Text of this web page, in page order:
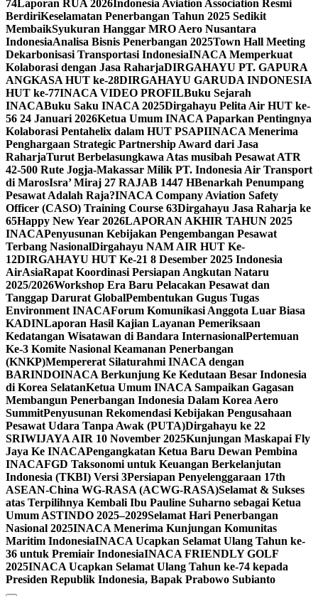
74Laporan RUA 2026Indonesia Aviation Association Resmi
BerdiriKeselamatan Penerbangan Tahun 2025 Sedikit
MembaikSyukuran Hanggar MRO Aero Nusantara
IndonesiaAnalisa Bisnis Penerbangan 2025Town Hall Meeting
Dekarbonisasi Transportasi IndonesiaINACA Memperkuat
Kolaborasi dengan Jasa RaharjaDIRGAHAYU PT. GAPURA
ANGKASA HUT ke-28DIRGAHAYU GARUDA INDONESIA
HUT ke-77INACA VIDEO PROFILBuku Sejarah
INACABuku Saku INACA 2025Dirgahayu Pelita Air HUT ke-
56 24 Januari 2026Ketua Umum INACA Paparkan Pentingnya
Kolaborasi Pentahelix dalam HUT PSAPIINACA Menerima
Penghargaan Strategic Partnership Award dari Jasa
RaharjaTurut Berbelasungkawa Atas musibah Pesawat ATR
42-500 Rute Jogja-Makassar Milik PT. Indonesia Air Transport
di MarosIsra’ Miraj 27 RAJAB 1447 HBenarkah Penumpang
Pesawat Adalah Raja?INACA Company Aviation Safety
Officer (CASO) Training Course 63Dirgahayu Jasa Raharja ke
65Happy New Year 2026LAPORAN AKHIR TAHUN 2025
INACAPenyusunan Kebijakan Pengembangan Pesawat
Terbang NasionalDirgahayu NAM AIR HUT Ke-
12DIRGAHAYU HUT Ke-21 8 Desember 2025 Indonesia
AirAsiaRapat Koordinasi Persiapan Angkutan Nataru
2025/2026Workshop Era Baru Pelacakan Pesawat dan
Tanggap Darurat GlobalPembentukan Gugus Tugas
Environment INACAForum Komunikasi Anggota Luar Biasa
KADINLaporan Hasil Kajian Layanan Pemeriksaan
Kedatangan Wisatawan di Bandara InternasionalPertemuan
Ke-3 Komite Nasional Keamanan Penerbangan
(KNKP)Mempererat Silaturahmi INACA dengan
BARINDOINACA Berkunjung Ke Kedutaan Besar Indonesia
di Korea SelatanKetua Umum INACA Sampaikan Gagasan
Membangun Penerbangan Indonesia Dalam Korea Aero
SummitPenyusunan Rekomendasi Kebijakan Pengusahaan
Pesawat Udara Tanpa Awak (PUTA)Dirgahayu ke 22
SRIWIJAYA AIR 10 November 2025Kunjungan Maskapai Fly
Jaya Ke INACAPengangkatan Ketua Baru Dewan Pembina
INACAFGD Taksonomi untuk Keuangan Berkelanjutan
Indonesia (TKBI) Versi 3Persiapan Penyelenggaraan 17th
ASEAN-China WG-RASA (ACWG-RASA)Selamat & Sukses
atas Terpilihnya Kembali Ibu Pauline Suharno sebagai Ketua
Umum ASTINDO 2025–2029Selamat Hari Penerbangan
Nasional 2025INACA Menerima Kunjungan Komunitas
Maritim IndonesiaINACA Ucapkan Selamat Ulang Tahun ke-
36 untuk Premiair IndonesiaINACA FRIENDLY GOLF
2025INACA Ucapkan Selamat Ulang Tahun ke-74 kepada
Presiden Republik Indonesia, Bapak Prabowo Subianto